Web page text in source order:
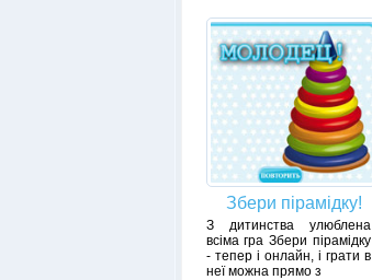
Збери пірамідку!
З дитинства улюблена
всіма гра Збери пірамідку
- тепер і онлайн, і грати в
неї можна прямо з